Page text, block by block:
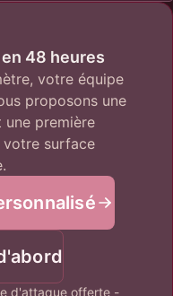
48 heures
votre équipe
proposons une
première
surface
d'attaque offerte -